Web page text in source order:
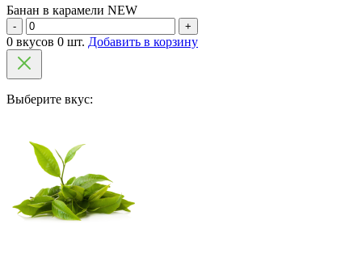
Банан в карамели NEW
- +
0 вкусов 0 шт. Добавить в корзину
Выберите вкус: